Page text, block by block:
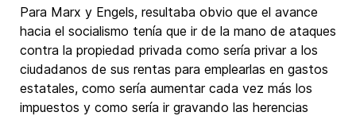
Para Marx y Engels, resultaba obvio que el avance
hacia el socialismo tenía que ir de la mano de ataques
contra la propiedad privada como sería privar a los
ciudadanos de sus rentas para emplearlas en gastos
estatales, como sería aumentar cada vez más los
impuestos y como sería ir gravando las herencias